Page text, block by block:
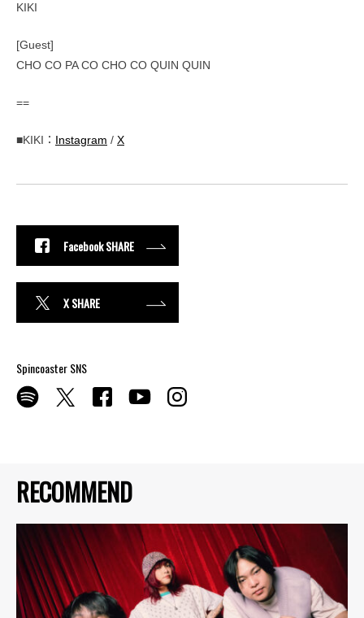
RECOMMEND
KIKI
[Guest]
CHO CO PA CO CHO CO QUIN QUIN
==
■KIKI： Instagram / X
Facebook SHARE
X SHARE
Spincoaster SNS